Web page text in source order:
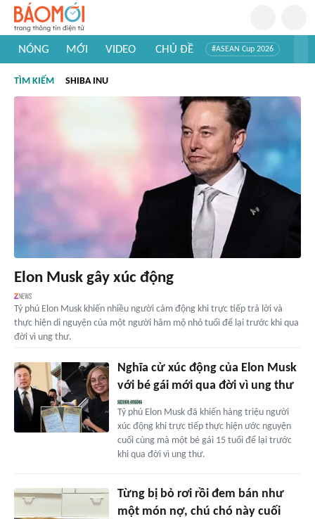
NÓNG MỚI VIDEO CHỦ ĐỀ #ASEAN Cup 2026
#Khám phá Việt Nam
TÌM KIẾM SHIBA INU
Elon Musk gây xúc động
Tỷ phú Elon Musk khiến nhiều người cảm động khi trực tiếp trả lời và
thực hiện di nguyện của một người hâm mộ nhỏ tuổi để lại trước khi qua
đời vì ung thư.
Nghĩa cử xúc động của Elon Musk
với bé gái mới qua đời vì ung thư
Tỷ phú Elon Musk đã khiến hàng triệu người
xúc động khi trực tiếp thực hiện ước nguyện
cuối cùng mà một bé gái 15 tuổi để lại trước
khi qua đời vì ung thư.
Từng bị bỏ rơi rồi đem bán như
một món nợ, chú chó này cuối